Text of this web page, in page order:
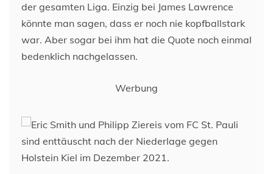
der gesamten Liga. Einzig bei James Lawrence
könnte man sagen, dass er noch nie kopfballstark
war. Aber sogar bei ihm hat die Quote noch einmal
bedenklich nachgelassen.
Werbung